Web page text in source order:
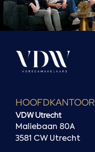
HOOFDKANTOOR
VDW Utrecht
Maliebaan 80A
3581 CW Utrecht